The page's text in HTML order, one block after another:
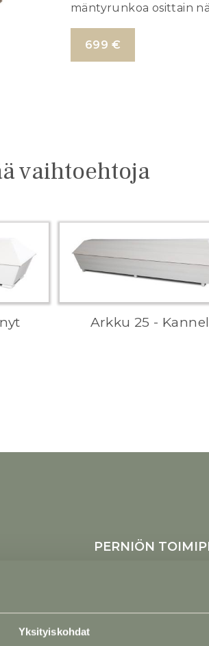
Yksityiskohdat
mäntyrunkoa osittain
699 €
vaihtoehtoja
Arkku 25 - Kannel
PERNIÖN
Haarlantie